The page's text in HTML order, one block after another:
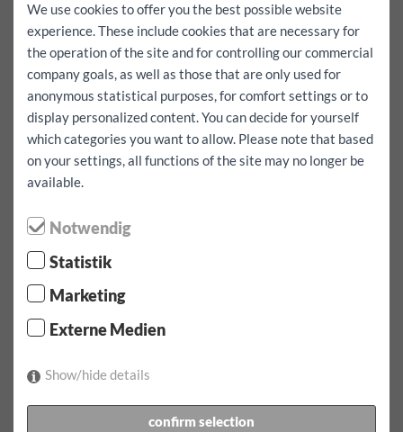
Tüm araçlarımız Kasım ayından Nisan ayına kadar kış lastikleri
ile donatılmış! Şu hizmete ek ücreti kesilmez!
Sayfamizda belirtilen fiyatlar her sey dahil fiyatlardir!
Vergiler, sigorta harci, kis lastikleri ücreti, sözlesmelerin Damga
Vergisi gibi harçlar yukaridaki fiyatlarda dahil!*
Bu araç için ilave kilometre EUR 0.50
Kaution: 1500.00 EUR
hasar durumunda indirilebilir 1000 EUR
koltukları ve evrensel mobil hızlı şarj istasyonları için
kullanılabilirlik garanti edilemez!
Kiralama süresini / kilometreyi seçin
We use cookies to offer you the best possible website
experience. These include cookies that are necessary for
the operation of the site and for controlling our commercial
company goals, as well as those that are only used for
anonymous statistical purposes, for comfort settings or to
display personalized content. You can decide for yourself
which categories you want to allow. Please note that based
on your settings, all functions of the site may no longer be
available.
Notwendig
Statistik
Marketing
Externe Medien
Show/hide details
confirm selection